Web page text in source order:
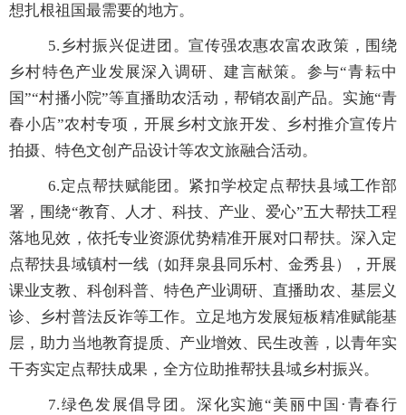
想扎根祖国最需要的地方。
5. 乡村振兴促进团。宣传强农惠农富农政策，围绕
乡村特色产业发展深入调研、建言献策。参与“青耘中
国”“村播小院”等直播助农活动，帮销农副产品。实施“青
春小店”农村专项，开展乡村文旅开发、乡村推介宣传片
拍摄、特色文创产品设计等农文旅融合活动。
6.定点帮扶赋能团。紧扣学校定点帮扶县域工作部
署，围绕“教育、人才、科技、产业、爱心”五大帮扶工程
落地见效，依托专业资源优势精准开展对口帮扶。深入定
点帮扶县域镇村一线（如拜泉县同乐村、金秀县），开展
课业支教、科创科普、特色产业调研、直播助农、基层义
诊、乡村普法反诈等工作。立足地方发展短板精准赋能基
层，助力当地教育提质、产业增效、民生改善，以青年实
干夯实定点帮扶成果，全方位助推帮扶县域乡村振兴。
7.绿色发展倡导团。深化实施“美丽中国·青春行